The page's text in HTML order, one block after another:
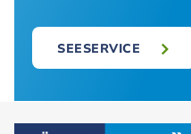
SEESERVICE